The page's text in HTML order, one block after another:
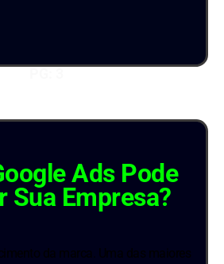
Ads Pode
Sua Empresa?
da marca. Uma das maiores